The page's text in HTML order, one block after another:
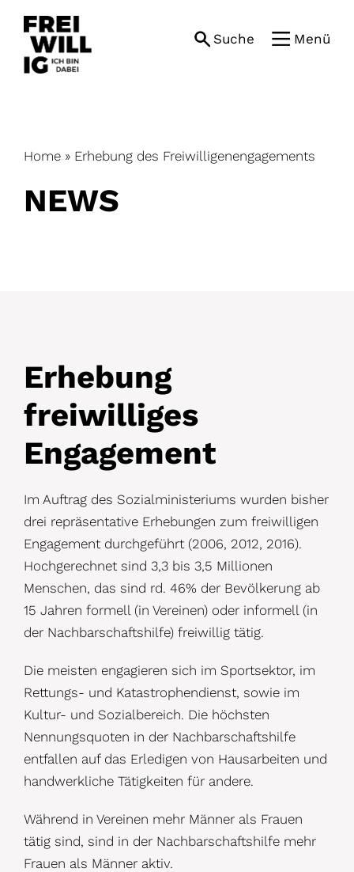
content
Suche Menü
Home » Erhebung des Freiwilligenengagements
NEWS
Erhebung
freiwilliges
Engagement
Im Auftrag des Sozialministeriums wurden bisher
drei repräsentative Erhebungen zum freiwilligen
Engagement durchgeführt (2006, 2012, 2016).
Hochgerechnet sind 3,3 bis 3,5 Millionen
Menschen, das sind rd. 46% der Bevölkerung ab
15 Jahren formell (in Vereinen) oder informell (in
der Nachbarschaftshilfe) freiwillig tätig.
Die meisten engagieren sich im Sportsektor, im
Rettungs- und Katastrophendienst, sowie im
Kultur- und Sozialbereich. Die höchsten
Nennungsquoten in der Nachbarschaftshilfe
entfallen auf das Erledigen von Hausarbeiten und
handwerkliche Tätigkeiten für andere.
Während in Vereinen mehr Männer als Frauen
tätig sind, sind in der Nachbarschaftshilfe mehr
Frauen als Männer aktiv.